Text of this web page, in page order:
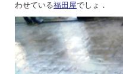
わせている福田屋でしょ．